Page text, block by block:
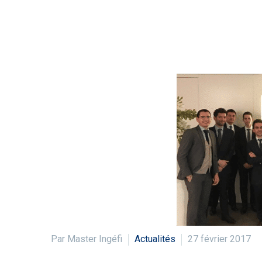
Par Master Ingéfi Actualités 27 février 2017